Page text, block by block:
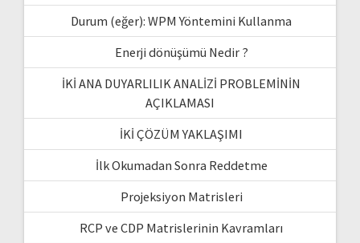
Durum (eğer): WPM Yöntemini Kullanma
Enerji dönüşümü Nedir ?
İKİ ANA DUYARLILIK ANALİZİ PROBLEMİNİN
AÇIKLAMASI
İKİ ÇÖZÜM YAKLAŞIMI
İlk Okumadan Sonra Reddetme
Projeksiyon Matrisleri
RCP ve CDP Matrislerinin Kavramları